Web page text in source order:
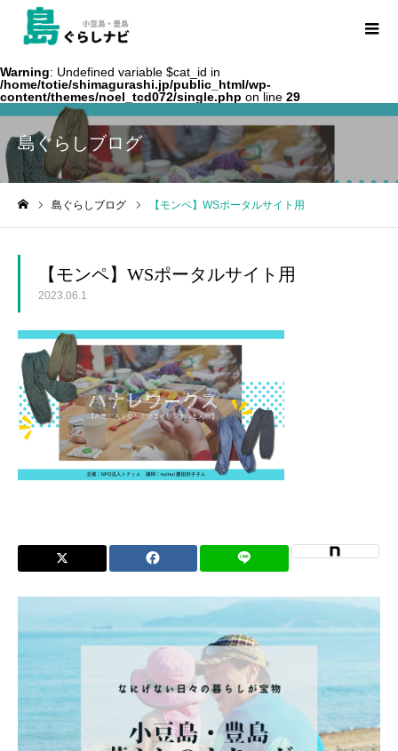
Warning: Undefined variable $cat_id in
/home/totie/shimagurashi.jp/public_html/wp-
content/themes/noel_tcd072/single.php on line 29
島ぐらしブログ
島ぐらしブログ 【モンペ】WSポータルサイト用
【モンペ】WSポータルサイト用
2023.06.1